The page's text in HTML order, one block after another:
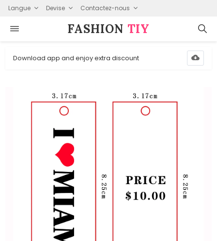
Langue Devise Contactez-nous
FASHION⁠ TIY
Download app and enjoy extra discount